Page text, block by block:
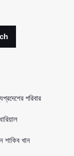
পরিবার
শাকিব খান